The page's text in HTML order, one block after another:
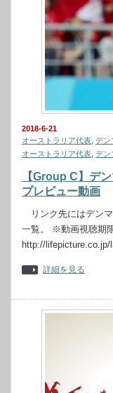
2018-6-21
オーストラリア代表 デン
オーストラリア代表 デン
【Group C】デ
プレビュー動画
リンク先にはデン
一覧。 ※動画視聴期
http://
詳細を見る